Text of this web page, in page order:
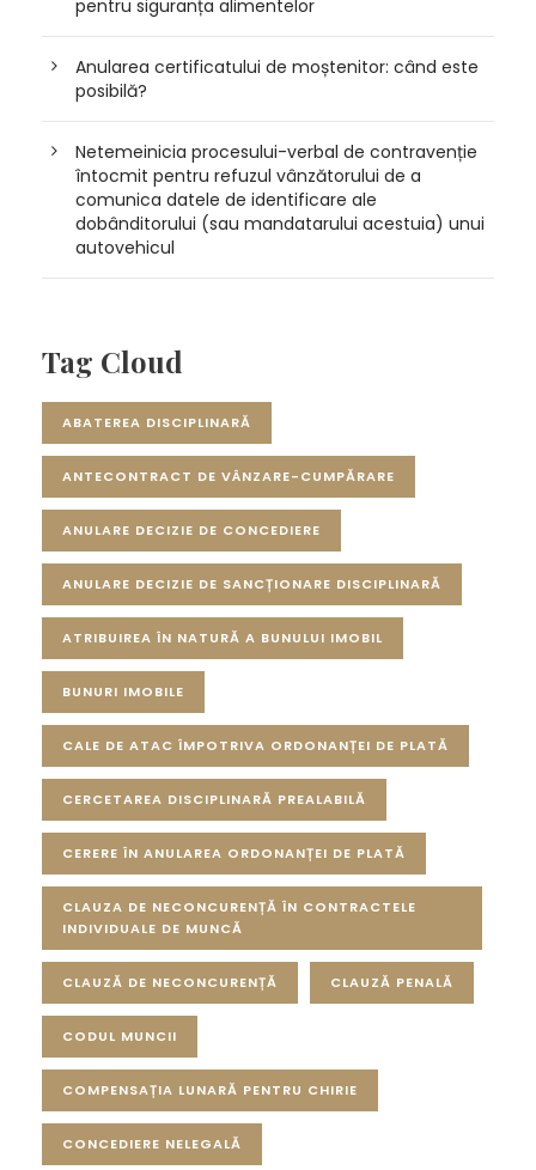
pentru siguranța alimentelor
Anularea certificatului de moștenitor: când este
posibilă?
Netemeinicia procesului-verbal de contravenție
întocmit pentru refuzul vânzătorului de a
comunica datele de identificare ale
dobânditorului (sau mandatarului acestuia) unui
autovehicul
Tag Cloud
ABATEREA DISCIPLINARĂ
ANTECONTRACT DE VÂNZARE-CUMPĂRARE
ANULARE DECIZIE DE CONCEDIERE
ANULARE DECIZIE DE SANCȚIONARE DISCIPLINARĂ
ATRIBUIREA ÎN NATURĂ A BUNULUI IMOBIL
BUNURI IMOBILE
CALE DE ATAC ÎMPOTRIVA ORDONANȚEI DE PLATĂ
CERCETAREA DISCIPLINARĂ PREALABILĂ
CERERE ÎN ANULAREA ORDONANȚEI DE PLATĂ
CLAUZA DE NECONCURENȚĂ ÎN CONTRACTELE
INDIVIDUALE DE MUNCĂ
CLAUZĂ DE NECONCURENȚĂ CLAUZĂ PENALĂ
CODUL MUNCII
COMPENSAȚIA LUNARĂ PENTRU CHIRIE
CONCEDIERE NELEGALĂ